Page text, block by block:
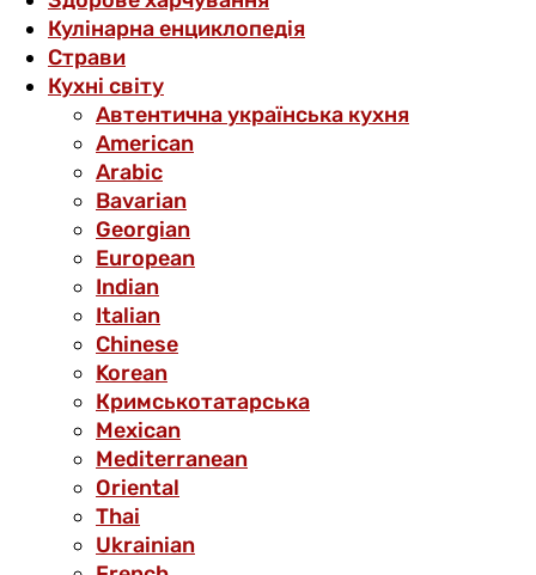
Кулінарна енциклопедія
Страви
Кухні світу
Автентична українська кухня
American
Arabic
Bavarian
Georgian
European
Indian
Italian
Chinese
Korean
Кримськотатарська
Mexican
Mediterranean
Oriental
Thai
Ukrainian